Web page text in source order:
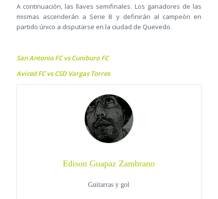
A continuación, las llaves semifinales. Los ganadores de las
mismas ascenderán a Serie B y definirán al campeón en
partido único a disputarse en la ciudad de Quevedo.
San Antonio FC vs Cuniburo FC
Aviced FC vs CSD Vargas Torres
Edison Guapaz Zambrano
Guitarras y gol